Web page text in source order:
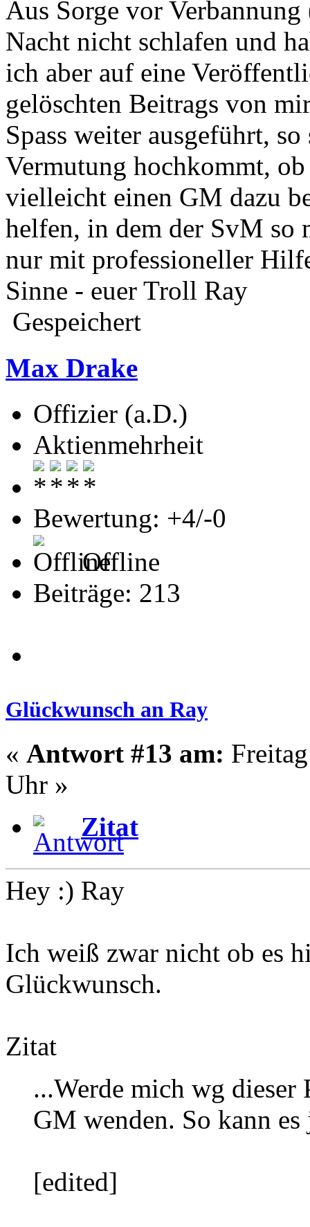
Aus Sorge vor
Nacht nicht schlafen und
ich aber auf eine
gelöschten Beitrags von
Spass weiter ausgeführt,
Vermutung hochkommt,
vielleicht einen GM dazu
helfen, in dem der SvM so
nur mit professioneller
Sinne - euer Troll Ray
Gespeichert
Max Drake
Offizier (a.D.)
Aktienmehrheit
Bewertung: +4/-0
Offline
Beiträge: 213
Glückwunsch an Ray
« Antwort #13 am:
Uhr »
Zitat
Hey :) Ray
Ich weiß zwar nicht ob es
Glückwunsch.
Zitat
...Werde mich wg dieser
GM wenden. So kann
[edited]